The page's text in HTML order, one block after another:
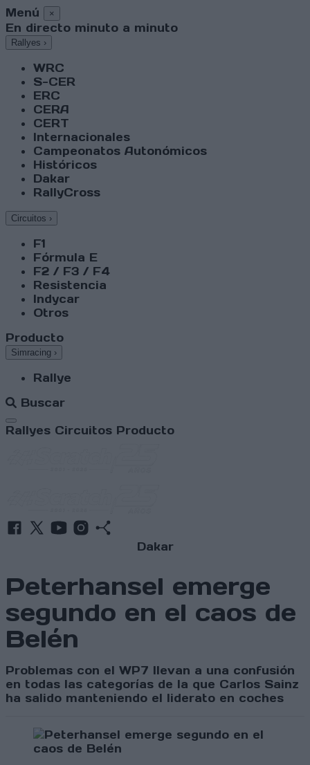
Menú ×
En directo minuto a minuto
Rallyes ›
WRC
S-CER
ERC
CERA
CERT
Internacionales
Campeonatos Autonómicos
Históricos
Dakar
RallyCross
Circuitos ›
F1
Fórmula E
F2 / F3 / F4
Resistencia
Indycar
Otros
Producto
Simracing ›
Rallye
Buscar
Abrir menú
Rallyes Circuitos Producto
Dakar
Peterhansel emerge
segundo en el caos de
Belén
Problemas con el WP7 llevan a una confusión
en todas las categorías de la que Carlos Sainz
ha salido manteniendo el liderato en coches